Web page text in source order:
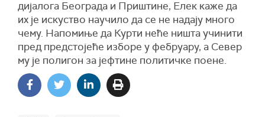
дијалога Београда и Приштине, Елек каже да
их је искуство научило да се не надају много
чему. Напомиње да Курти неће ништа учинити
пред предстојеће изборе у фебруару, а Север
му је полигон за јефтине политичке поене.